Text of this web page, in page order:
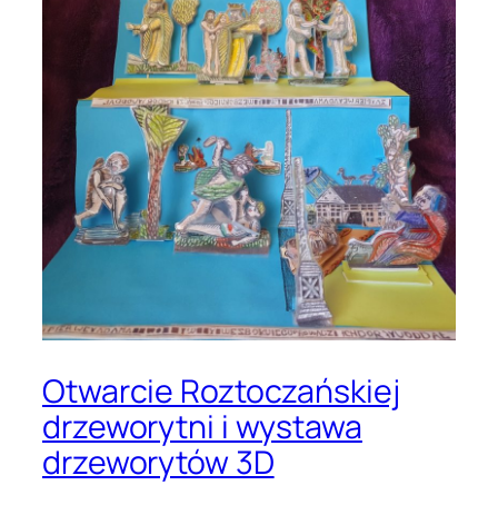
Otwarcie Roztoczańskiej
drzeworytni i wystawa
drzeworytów 3D